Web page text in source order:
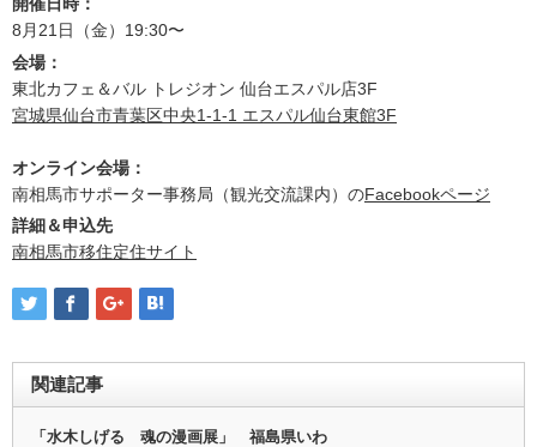
開催日時：
8月21日（金）19:30〜
会場：
東北カフェ＆バル トレジオン 仙台エスパル店3F
宮城県仙台市青葉区中央1-1-1 エスパル仙台東館3F
オンライン会場：
南相馬市サポーター事務局（観光交流課内）のFacebookページ
詳細＆申込先
南相馬市移住定住サイト
関連記事
「水木しげる 魂の漫画展」 福島県いわ